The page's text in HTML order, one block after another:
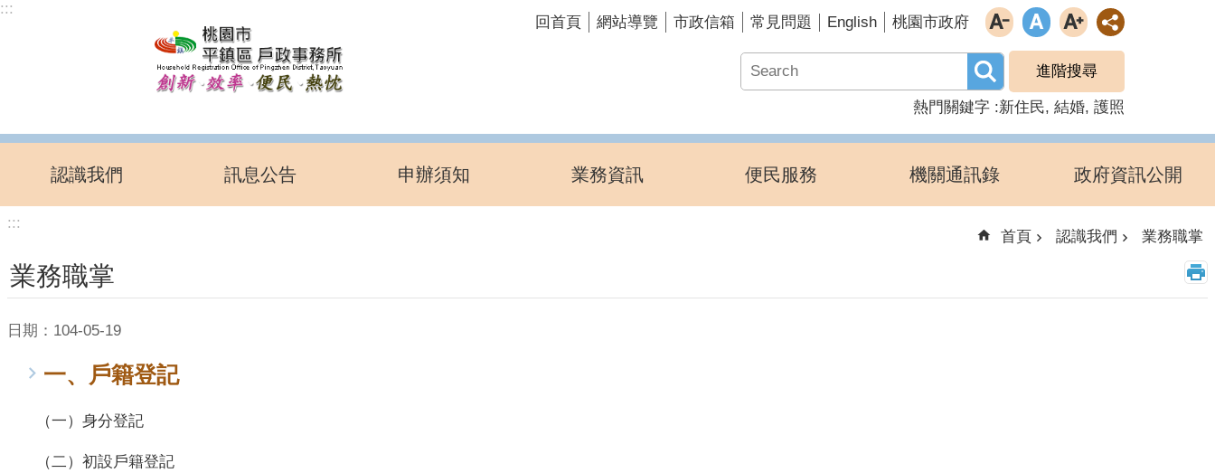
跳到主要內容區塊
:::
回首頁 網站導覽 市政信箱 常見問題 English 桃園市政府
進階搜尋
熱門關鍵字 新住民 結婚 護照
認識我們 訊息公告 申辦須知 業務資訊 便民服務 機關通訊錄 政府資訊公開
:::
首頁 認識我們 業務職掌
業務職掌
日期：104-05-19
一、戶籍登記
（一）身分登記
（二）初設戶籍登記